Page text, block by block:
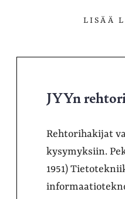
LISÄÄ
JYYn
Rehtorihakijat
kysymyksiin.
1951)